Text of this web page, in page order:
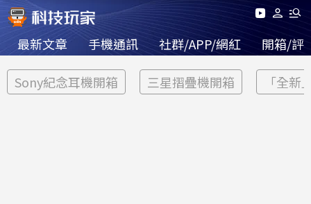
最新文章 手機通訊 社群/APP/網紅 開箱/評
Sony紀念耳機開箱 三星摺疊機開箱 「全新